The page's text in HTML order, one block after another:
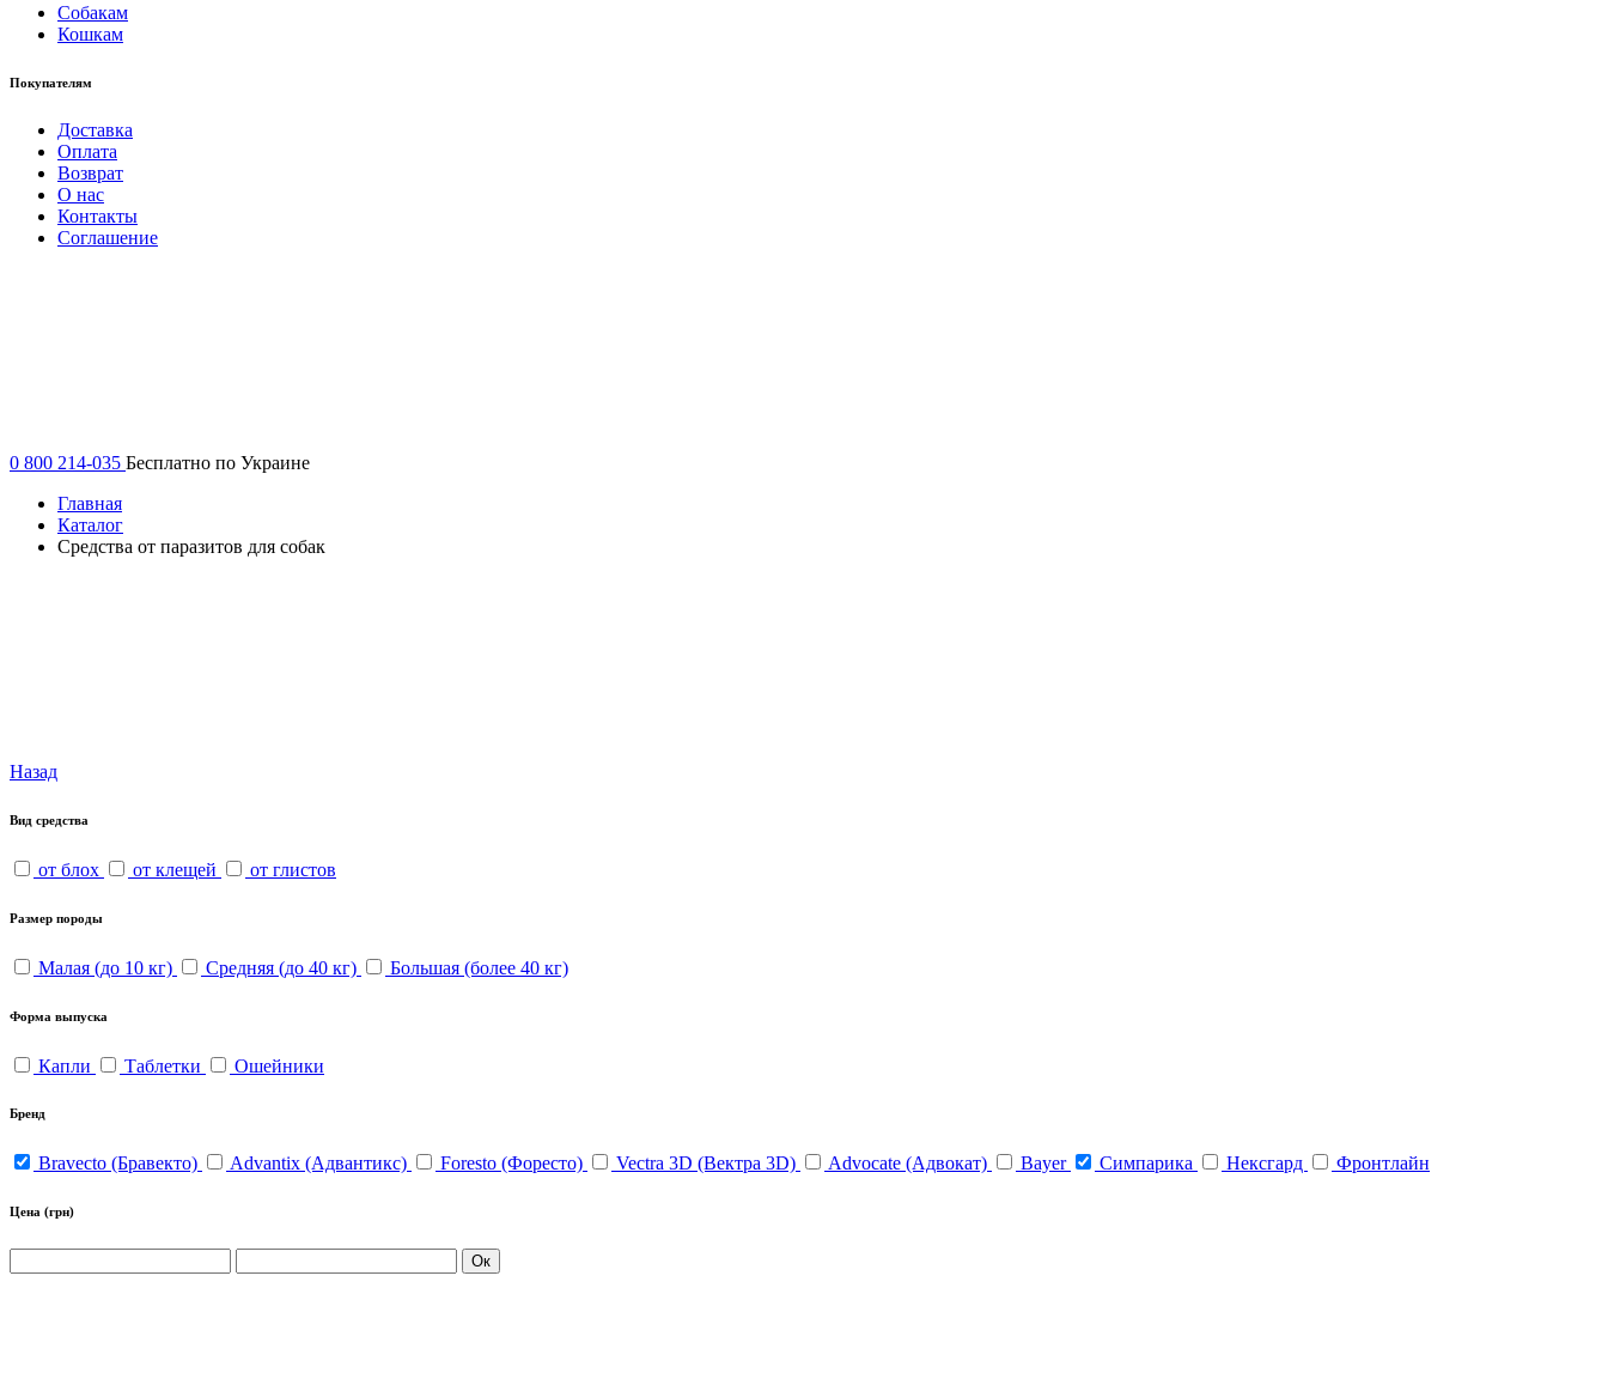
Собакам
Кошкам
Покупателям
Доставка
Оплата
Возврат
О нас
Контакты
Соглашение
0 800 214-035 Бесплатно по Украине
Главная
Каталог
Средства от паразитов для собак
Назад
Вид средства
от блох от клещей от глистов
Размер породы
Малая (до 10 кг) Средняя (до 40 кг) Большая (более 40 кг)
Форма выпуска
Капли Таблетки Ошейники
Бренд
Bravecto (Бравекто) Advantix (Адвантикс) Foresto (Форесто) Vectra 3D (Вектра 3D) Advocate (Адвокат) Bayer Симпарика Нексгард Фронтлайн
Цена (грн)
Ок